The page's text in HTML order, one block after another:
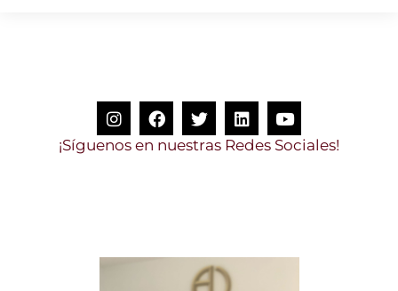
¡Síguenos e n nuestra s Redes Sociale